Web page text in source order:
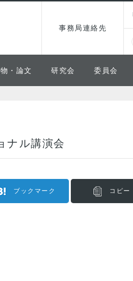
事務局連絡先
・論文 研究会 委員会
ナル講演会
ブックマーク コピー